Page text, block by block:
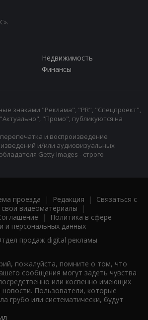
Недвижимость
Финансы
знаками "Реклама", "PR", "Спецпроект",
"Промо", публикуются на
и воспроизведение
и/или аудиовизуальных
Getty Images - строго
проезда | Редакция | Связаться с
свои видеоматериалы |
|
Политика в сфере
и персональных данных
продаж digital рекламы
пожалуйста, помните о том, что
сообщения могут задеть чувства
или косвенно имеющих
Пользователи, которые
грубо или систематически, будут